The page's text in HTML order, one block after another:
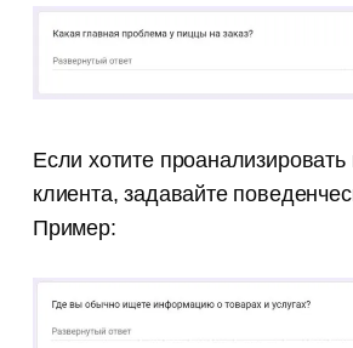
Если хотите проанализировать
клиента, задавайте
Пример: